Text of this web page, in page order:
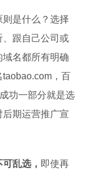
是什么？ 选择
跟自己公司或
名都所有明确
，百
功一部分就是选
期运营推广宣
乱选， 即使再